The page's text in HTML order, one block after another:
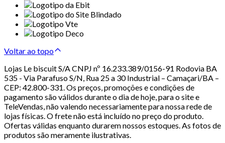
Voltar ao topo
Lojas Le biscuit S/A CNPJ nº 16.233.389/0156-91 Rodovia BA
535 - Via Parafuso S/N, Rua 25 a 30 Industrial – Camaçari/BA –
CEP: 42.800-331. Os preços, promoções e condições de
pagamento são válidos durante o dia de hoje, para o site e
TeleVendas, não valendo necessariamente para nossa rede de
lojas físicas. O frete não está incluído no preço do produto.
Ofertas válidas enquanto durarem nossos estoques. As fotos de
produtos são meramente ilustrativas.